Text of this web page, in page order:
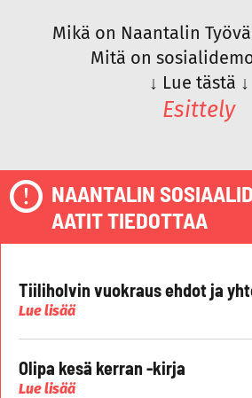
Mikä on Naantalin
Mitä on
↓ Lue tästä ↓
Esittely
NAANTALIN
AATIT TIEDOTTAA
Tiiliholvin vuokraus ehdot ja
Lue lisää
Olipa kesä kerran -kirja
Lue lisää